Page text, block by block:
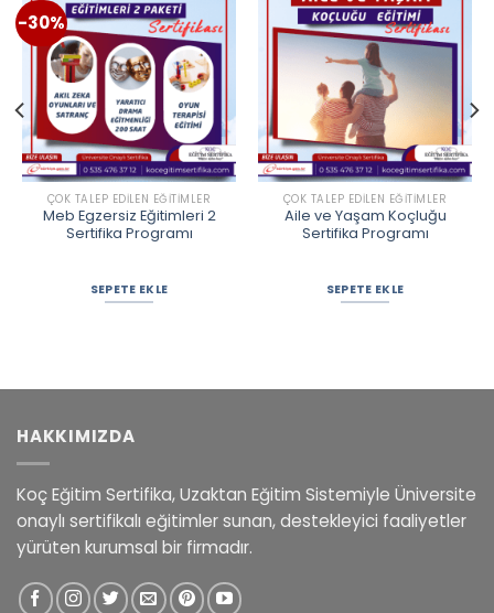
-30%
ÇOK TALEP EDILEN EĞITIMLER
Meb Egzersiz Eğitimleri 2
Sertifika Programı
SEPETE EKLE
ÇOK TALEP EDILEN EĞITIMLER
Aile ve Yaşam Koçluğu
Sertifika Programı
SEPETE EKLE
HAKKIMIZDA
Koç Eğitim Sertifika, Uzaktan Eğitim Sistemiyle Üniversite
onaylı sertifikalı eğitimler sunan, destekleyici faaliyetler
yürüten kurumsal bir firmadır.